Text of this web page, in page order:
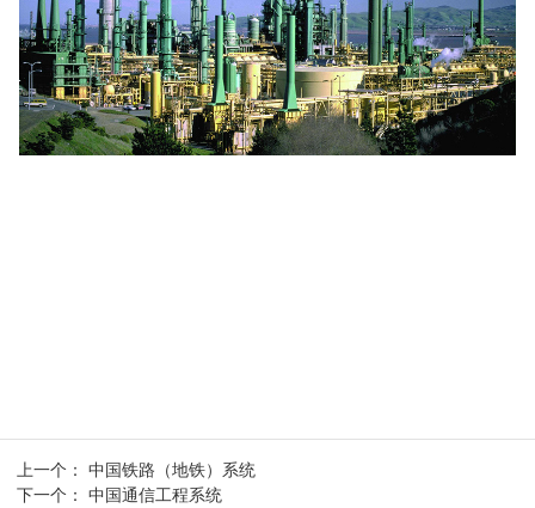
上一个：中国铁路（地铁）系统
下一个：中国通信工程系统